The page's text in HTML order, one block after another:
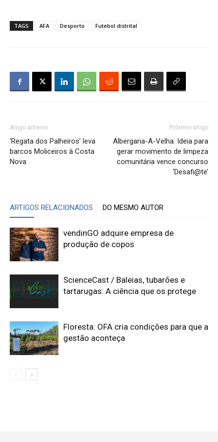
TAGS AFA Desporto Futebol distrital
Artigo anterior
‘Regata dos Palheiros’ leva
barcos Moliceiros à Costa
Nova
Próximo artigo
Albergaria-A-Velha: Ideia para
gerar movimento de limpeza
comunitária vence concurso
‘Desafi@te’
ARTIGOS RELACIONADOS DO MESMO AUTOR
vendinGO adquire empresa de
produção de copos
ScienceCast / Baleias, tubarões e
tartarugas: A ciência que os protege
Floresta: OFA cria condições para que a
gestão aconteça